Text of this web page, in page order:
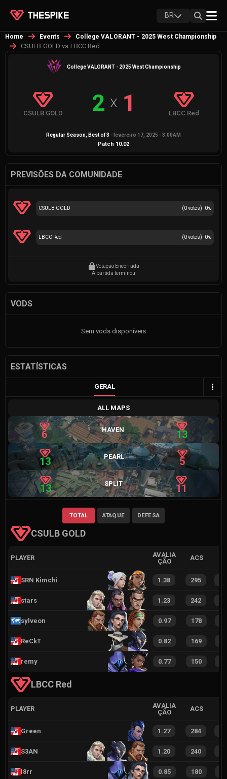
BR
Home Events College VALORANT - 2025 West Championship
CSULB GOLD vs LBCC Red
College VALORANT - 2025 West Championship
CSULB GOLD 2 X 1 LBCC Red
Regular Season , Best of3 -fevereiro 17, 2025 - 3:00AM
Patch 10.02
PREVISÕES DA COMUNIDADE
(0votes) 0%
CSULB GOLD
(0votes) 0%
LBCC Red
Votação Encerrada
A partida terminou
VODS
Sem vods disponíveis
ESTATÍSTICAS
GERAL
ALL MAPS
6 HAVEN 13
13 PEARL 5
13 SPLIT 11
CSULB GOLD
TOTAL ATAQUE DEFESA
PLAYER
AVALIA
ÇÃO
ACS
SRN Kimchi 1.38 295
stars 1.23 242
sylveon 0.97 178
ReCkT 0.82 169
remy 0.77 150
LBCC Red
PLAYER
AVALIA
ÇÃO
ACS
Green 1.27 284
S3AN 1.20 240
l8rr 0.85 180